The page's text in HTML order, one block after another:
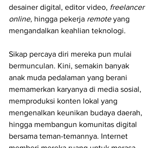
desainer digital, editor video, freelancer
online, hingga pekerja remote yang
mengandalkan keahlian teknologi.
Sikap percaya diri mereka pun mulai
bermunculan. Kini, semakin banyak
anak muda pedalaman yang berani
memamerkan karyanya di media sosial,
memproduksi konten lokal yang
mengenalkan keunikan budaya daerah,
hingga membangun komunitas digital
bersama teman-temannya. Internet